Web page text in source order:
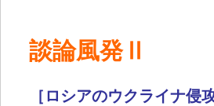
談論風発Ⅱ
［ロシアのウクライナ侵